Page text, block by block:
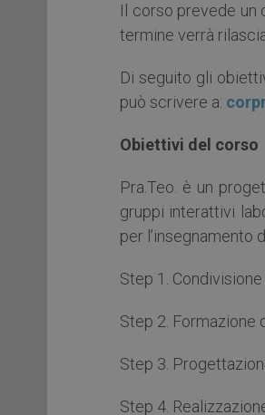
Il corso prevede un
termine verrà
Di seguito gli
può scrivere a:
Obiettivi del corso
Pra.Teo. è un
gruppi interattivi
per l’insegnamento
Step 1.
Step 2. Formazione
Step 3.
Step 4.